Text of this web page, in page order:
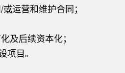
运营和维护合同；
及后续资本化；
项目。